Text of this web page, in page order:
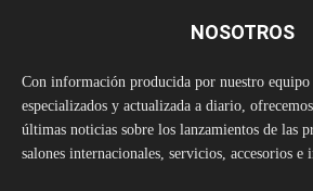
NOSOTROS
Con información producida por nuestro equipo
especializados y actualizada a diario,
últimas noticias sobre los lanzamientos de las
salones internacionales, servicios, accesorios